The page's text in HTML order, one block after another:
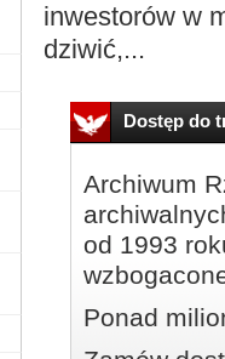
inwestorów w
dziwić,...
Dostęp do
Archiwum
od 1993
Ponad